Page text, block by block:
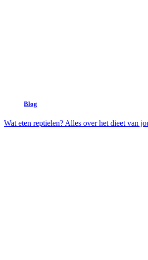
Blog
Wat eten reptielen? Alles over het dieet van